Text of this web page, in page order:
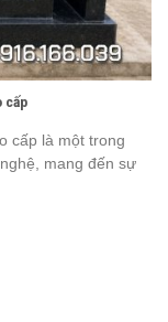
cấp
cấp là một trong
mang đến sự